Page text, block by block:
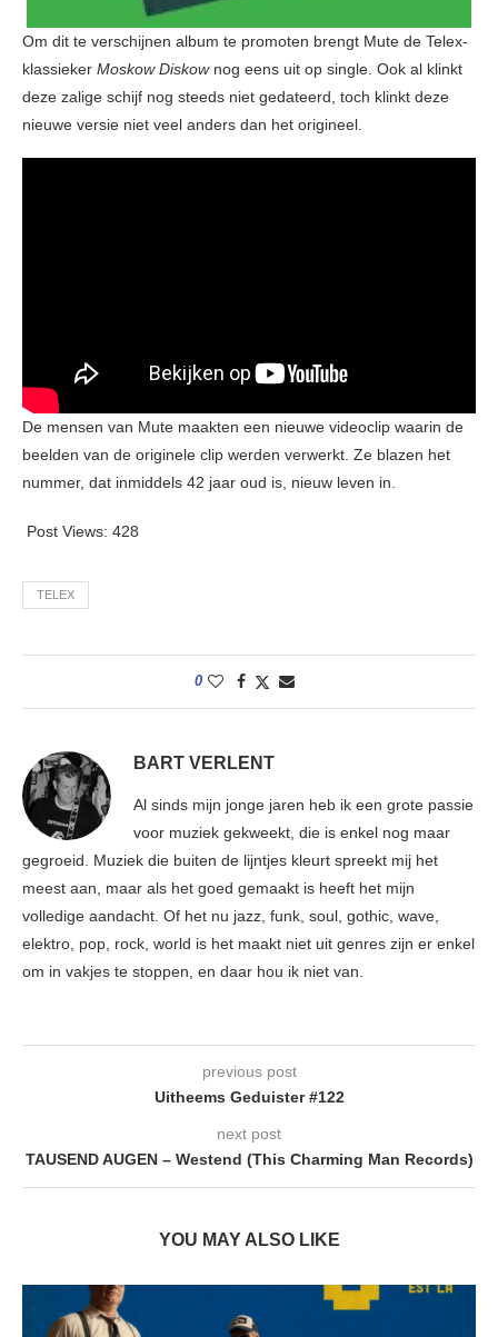
Om dit te verschijnen album te promoten brengt Mute de Telex-
klassieker Moskow Diskownog eens uit op single. Ook al klinkt
deze zalige schijf nog steeds niet gedateerd, toch klinkt deze
nieuwe versie niet veel anders dan het origineel.
De mensen van Mute maakten een nieuwe videoclip waarin de
beelden van de originele clip werden verwerkt. Ze blazen het
nummer, dat inmiddels 42 jaar oud is, nieuw leven in.
Post Views: 428
TELEX
0
BART VERLENT
Al sinds mijn jonge jaren heb ik een grote passie
voor muziek gekweekt, die is enkel nog maar
gegroeid. Muziek die buiten de lijntjes kleurt spreekt mij het
meest aan, maar als het goed gemaakt is heeft het mijn
volledige aandacht. Of het nu jazz, funk, soul, gothic, wave,
elektro, pop, rock, world is het maakt niet uit genres zijn er enkel
om in vakjes te stoppen, en daar hou ik niet van.
previous post
Uitheems Geduister #122
next post
TAUSEND AUGEN – Westend (This Charming Man Records)
YOU MAY ALSO LIKE